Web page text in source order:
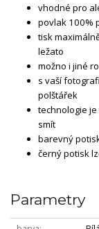
vhodné pro
povlak 100%
tisk
ležato
možno i jiné
s vaší
polštářek
technologie
smít
barevný
černý potisk
Parametry